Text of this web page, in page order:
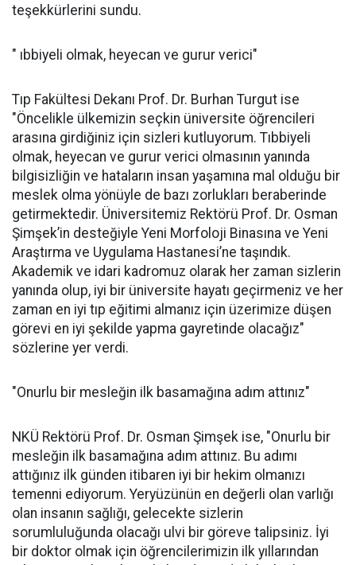
teşekkürlerini sundu.
" ıbbiyeli olmak, heyecan ve gurur verici"
Tıp Fakültesi Dekanı Prof. Dr. Burhan Turgut ise
"Öncelikle ülkemizin seçkin üniversite öğrencileri
arasına girdiğiniz için sizleri kutluyorum. Tıbbiyeli
olmak, heyecan ve gurur verici olmasının yanında
bilgisizliğin ve hataların insan yaşamına mal olduğu bir
meslek olma yönüyle de bazı zorlukları beraberinde
getirmektedir. Üniversitemiz Rektörü Prof. Dr. Osman
Şimşek’in desteğiyle Yeni Morfoloji Binasına ve Yeni
Araştırma ve Uygulama Hastanesi’ne taşındık.
Akademik ve idari kadromuz olarak her zaman sizlerin
yanında olup, iyi bir üniversite hayatı geçirmeniz ve her
zaman en iyi tıp eğitimi almanız için üzerimize düşen
görevi en iyi şekilde yapma gayretinde olacağız"
sözlerine yer verdi.
"Onurlu bir mesleğin ilk basamağına adım attınız"
NKÜ Rektörü Prof. Dr. Osman Şimşek ise, "Onurlu bir
mesleğin ilk basamağına adım attınız. Bu adımı
attığınız ilk günden itibaren iyi bir hekim olmanızı
temenni ediyorum. Yeryüzünün en değerli olan varlığı
olan insanın sağlığı, gelecekte sizlerin
sorumluluğunda olacağı ulvi bir göreve talipsiniz. İyi
bir doktor olmak için öğrencilerimizin ilk yıllarından